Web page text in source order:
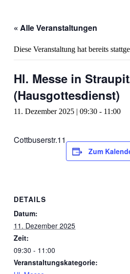
« Alle Veranstaltungen
Diese Veranstaltung hat bereits
Hl. Messe in
(Hausgottesdienst)
11. Dezember 2025 | 09:30 - 11:00
Cottbuserstr.11
Zum
DETAILS
Datum:
11. Dezember 2025
Zeit:
09:30 - 11:00
Veranstaltungskategorie: